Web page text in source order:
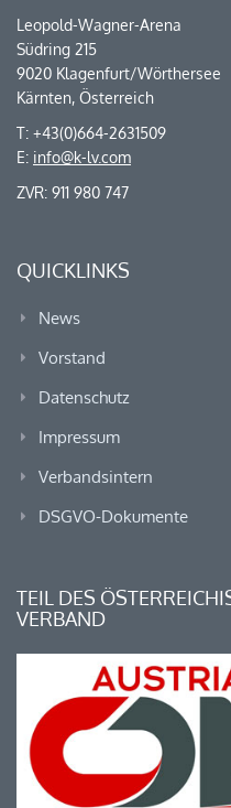
Leopold-Wagner-Arena
Südring 215
9020 Klagenfurt/Wörthersee
Kärnten, Österreich
T: +43(0)664-2631509
E: info@k-lv.com
ZVR: 911 980 747
QUICKLINKS
News
Vorstand
Datenschutz
Impressum
Verbandsintern
DSGVO-Dokumente
TEIL DES
VERBAND